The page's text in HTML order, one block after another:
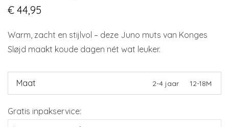
€ 44,95
Warm, zacht en stijlvol – deze Juno muts van Konges
Sløjd maakt koude dagen nét wat leuker.
Maat 2-4 jaar 12-18M
Gratis inpakservice: